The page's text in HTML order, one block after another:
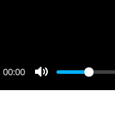
00:00